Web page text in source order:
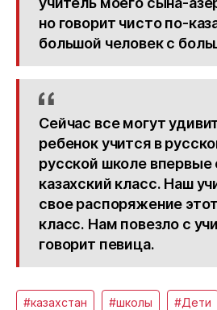
но говорит чисто по-
большой человек с
Сейчас все могут
ребенок учится в
русской школе впервые
казахский класс. Наш
свое распоряжение
класс. Нам повезло с
говорит певица.
#казахстан #школы #Дети